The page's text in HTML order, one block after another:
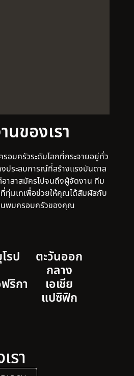
นของเรา
อบครัวระดับโลกที่กระจายอยู่ทั่ว
งประสบการณ์ที่สร้างแรงบันดาล
าสาสมัครไปจนถึงผู้จัดงาน ทีม
ทุ่มเทเพื่อช่วยให้คุณได้สัมผัสกับ
นพบครอบครัวของคุณ
รป ตะวันออก
กลาง
ริกา เอเชีย
แปซิฟิก
รา